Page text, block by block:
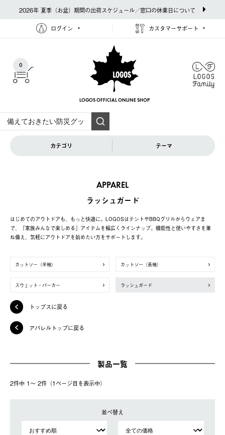
2026年 夏季（お盆）期間の出荷スケジュール／窓口の休業日について
ログイン カスタマーサポート
0
LOGOS OFFICIAL ONLINE SHOP
カテゴリ テーマ
APPAREL
ラッシュガード
はじめてのアウトドアも、もっと快適に。LOGOSはテントやBBQグリルからウェアま
で、「家族みんなで楽しめる」アイテムを幅広くラインナップ。機能性と使いやすさを兼
ね備え、気軽にアウトドアを始めたい方をサポートします。
カットソー（半袖） カットソー（長袖）
スウェット・パーカー ラッシュガード
トップスに戻る
アパレルトップに戻る
製品一覧
2件中 1〜 2件（1ページ⽬を表⽰中）
並べ替え